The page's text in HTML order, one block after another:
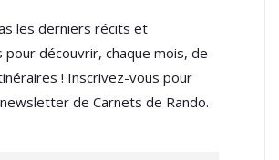
les derniers récits et
découvrir, chaque mois, de
! Inscrivez-vous pour
de Carnets de Rando.